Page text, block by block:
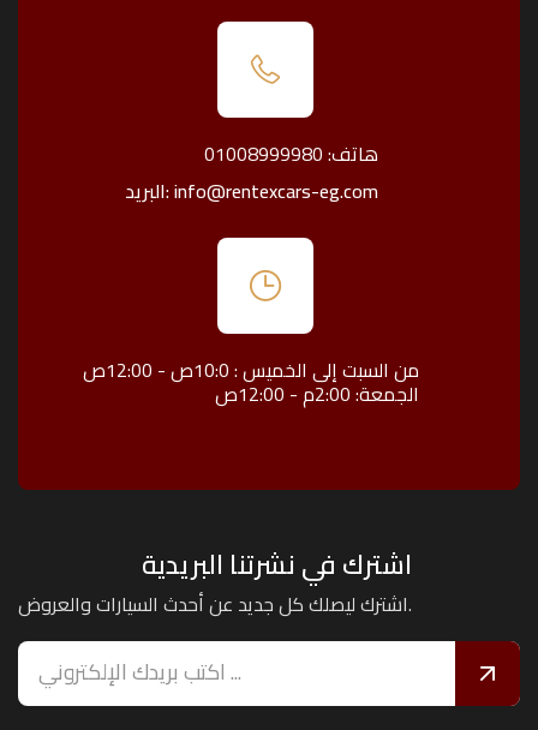
هاتف: 01008999980
البريد: info@rentexcars-eg.com
من السبت إلى الخميس : 10:0ص - 12:00ص
الجمعة: 2:00م - 12:00ص
اشترك في نشرتنا البريدية
اشترك ليصلك كل جديد عن أحدث السيارات والعروض.
مرحباً بعودتك!
سجل دخولك للوصول لمميزات حصرية وتجربة إيجار سلسة.
كلمة المرور